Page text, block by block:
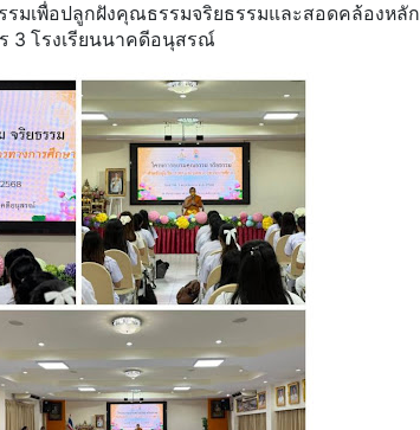
รมเพื่อปลูกฝังคุณธรรมจริยธรรมและสอดคล้องหลัก
3 โรงเรียนนาคดีอนุสรณ์